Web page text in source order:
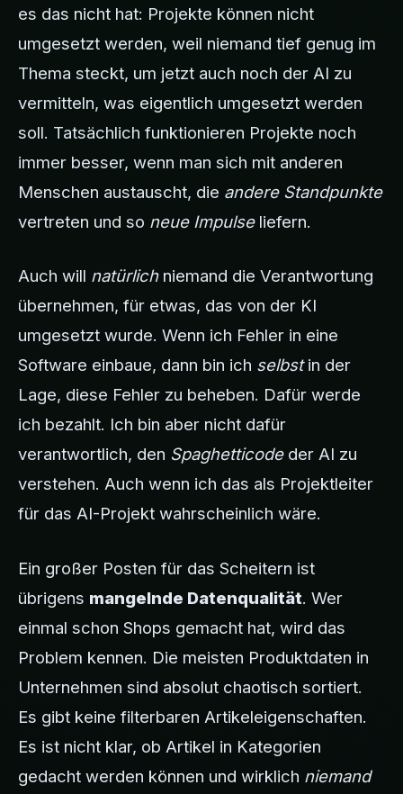
es das nicht hat: Projekte können nicht
umgesetzt werden, weil niemand tief genug im
Thema steckt, um jetzt auch noch der AI zu
vermitteln, was eigentlich umgesetzt werden
soll. Tatsächlich funktionieren Projekte noch
immer besser, wenn man sich mit anderen
Menschen austauscht, die andere Standpunkte
vertreten und so neue Impulseliefern.
Auch will natürlichniemand die Verantwortung
übernehmen, für etwas, das von der KI
umgesetzt wurde. Wenn ich Fehler in eine
Software einbaue, dann bin ich selbstin der
Lage, diese Fehler zu beheben. Dafür werde
ich bezahlt. Ich bin aber nicht dafür
verantwortlich, den Spaghetticodeder AI zu
verstehen. Auch wenn ich das als Projektleiter
für das AI-Projekt wahrscheinlich wäre.
Ein großer Posten für das Scheitern ist
übrigens mangelnde Datenqualität. Wer
einmal schon Shops gemacht hat, wird das
Problem kennen. Die meisten Produktdaten in
Unternehmen sind absolut chaotisch sortiert.
Es gibt keine filterbaren Artikeleigenschaften.
Es ist nicht klar, ob Artikel in Kategorien
gedacht werden können und wirklich niemand